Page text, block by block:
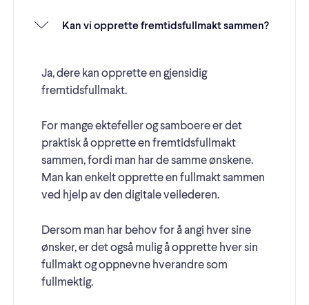
Kan vi opprette fremtidsfullmakt sammen?
Ja, dere kan opprette en gjensidig
fremtidsfullmakt.
For mange ektefeller og samboere er det
praktisk å opprette en fremtidsfullmakt
sammen, fordi man har de samme ønskene.
Man kan enkelt opprette en fullmakt sammen
ved hjelp av den digitale veilederen.
Dersom man har behov for å angi hver sine
ønsker, er det også mulig å opprette hver sin
fullmakt og oppnevne hverandre som
fullmektig.